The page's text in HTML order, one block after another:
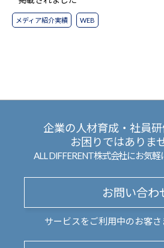
メディア紹介実績 WEB
企業の人材育成・社員研
お困りではありま
ALL DIFFERENT株式会社にお気軽
お問い合わ
サービスをご利用中のお客さ